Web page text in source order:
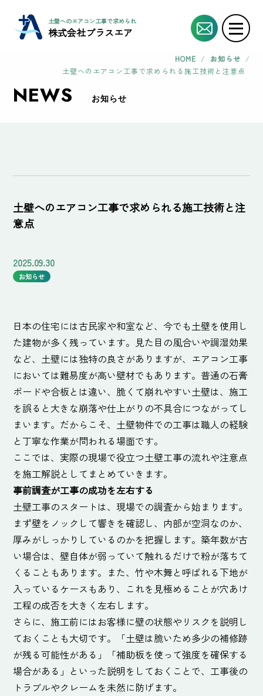
土壁へのエアコン工事で求められる施工技術と注意点 | エアコン工事協力業者・
株式会社プラスエア
HOME / お知らせ /
土壁へのエアコン工事で求められる施工技術と注意点
NEWS お知らせ
土壁へのエアコン工事で求められる施工技術と注
意点
2025.09.30
お知らせ
日本の住宅には古民家や和室など、今でも土壁を使用し
た建物が多く残っています。見た目の風合いや調湿効果
など、土壁には独特の良さがありますが、エアコン工事
においては難易度が高い壁材でもあります。普通の石膏
ボードや合板とは違い、脆くて崩れやすい土壁は、施工
を誤ると大きな崩落や仕上がりの不具合につながってし
まいます。だからこそ、土壁物件での工事は職人の経験
と丁寧な作業が問われる場面です。
ここでは、実際の現場で役立つ土壁工事の流れや注意点
を施工解説としてまとめていきます。
事前調査が工事の成功を左右する
土壁工事のスタートは、現場での調査から始まります。
まず壁をノックして響きを確認し、内部が空洞なのか、
厚みがしっかりしているのかを把握します。築年数が古
い場合は、壁自体が弱っていて触れるだけで粉が落ちて
くることもあります。また、竹や木舞と呼ばれる下地が
入っているケースもあり、これを見極めることが穴あけ
工程の成否を大きく左右します。
さらに、施工前にはお客様に壁の状態やリスクを説明し
ておくことも大切です。「土壁は脆いため多少の補修跡
が残る可能性がある」「補助板を使って強度を確保する
場合がある」といった説明をしておくことで、工事後の
トラブルやクレームを未然に防げます。